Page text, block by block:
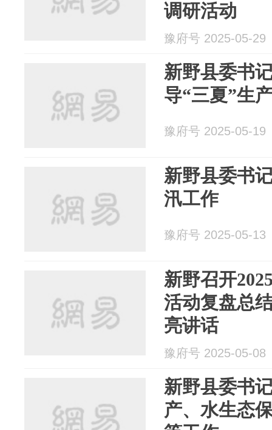
调研活动
豫府号 2025-05-29
新野县委书
导“三夏”生
豫府号 2025-05-19
新野县委书
汛工作
豫府号 2025-05-13
新野召开
活动复盘总
亮讲话
豫府号 2025-05-08
新野县委书
产、水生态